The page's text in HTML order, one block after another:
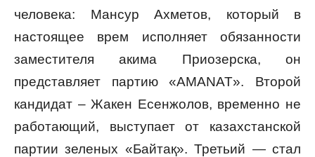
человека: Мансур Ахметов, который в
настоящее врем исполняет обязанности
заместителя акима Приозерска, он
представляет партию «AMANAT». Второй
кандидат – Жакен Есенжолов, временно не
работающий, выступает от казахстанской
партии зеленых «Байтақ». Третьий — стал